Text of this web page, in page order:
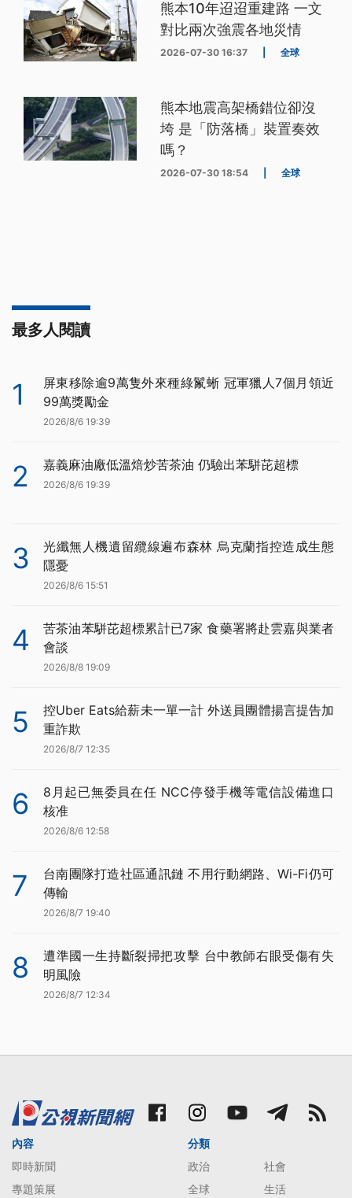
熊本10年迢迢重建路 一文
對比兩次強震各地災情
2026-07-30 16:37 全球
熊本地震高架橋錯位卻沒
垮 是「防落橋」裝置奏效
嗎？
2026-07-30 18:54 全球
最多人閱讀
1
屏東移除逾9萬隻外來種綠鬣蜥 冠軍獵人7個月領近
99萬獎勵金
2026/8/6 19:39
2 嘉義麻油廠低溫焙炒苦茶油 仍驗出苯駢芘超標
2026/8/6 19:39
3
光纖無人機遺留纜線遍布森林 烏克蘭指控造成生態
隱憂
2026/8/6 15:51
4
苦茶油苯駢芘超標累計已7家 食藥署將赴雲嘉與業者
會談
2026/8/8 19:09
5
控Uber Eats給薪未一單一計 外送員團體揚言提告加
重詐欺
2026/8/7 12:35
6
8月起已無委員在任 NCC停發手機等電信設備進口
核准
2026/8/6 12:58
7
台南團隊打造社區通訊鏈 不用行動網路、Wi-Fi仍可
傳輸
2026/8/7 19:40
8
遭準國一生持斷裂掃把攻擊 台中教師右眼受傷有失
明風險
2026/8/7 12:34
內容
即時新聞
專題策展
分類
政治
社會
全球
生活